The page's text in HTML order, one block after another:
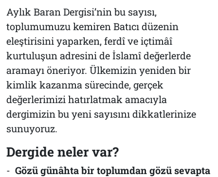
Aylık Baran Dergisi’nin bu sayısı,
toplumumuzu kemiren Batıcı düzenin
eleştirisini yaparken, ferdî ve içtimâî
kurtuluşun adresini de İslamî değerlerde
aramayı öneriyor. Ülkemizin yeniden bir
kimlik kazanma sürecinde, gerçek
değerlerimizi hatırlatmak amacıyla
dergimizin bu yeni sayısını dikkatlerinize
sunuyoruz.
Dergide neler var?
- Gözü günâhta bir toplumdan gözü sevapta